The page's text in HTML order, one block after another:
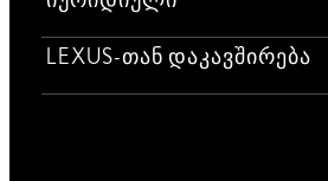
LEXUS-თან დაკავშირება